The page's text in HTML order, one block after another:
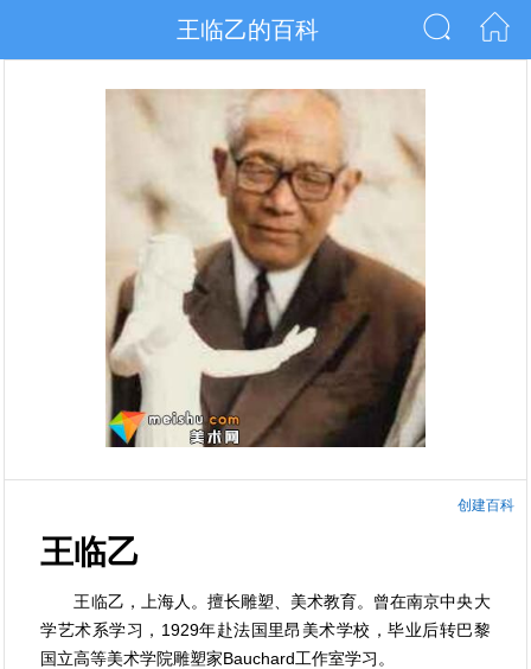
王临乙的百科
创建百科
王临乙
王临乙，上海人。擅长雕塑、美术教育。曾在南京中央大
学艺术系学习，1929年赴法国里昂美术学校，毕业后转巴黎
国立高等美术学院雕塑家Bauchard工作室学习。